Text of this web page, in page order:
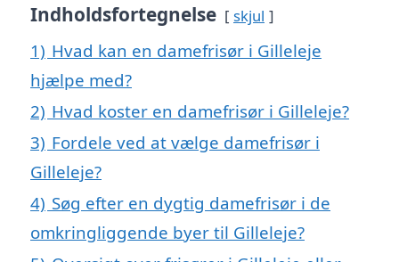
Indholdsfortegnelse skjul
1) Hvad kan en damefrisør i Gilleleje
hjælpe med?
2) Hvad koster en damefrisør i Gilleleje?
3) Fordele ved at vælge damefrisør i
Gilleleje?
4) Søg efter en dygtig damefrisør i de
omkringliggende byer til Gilleleje?